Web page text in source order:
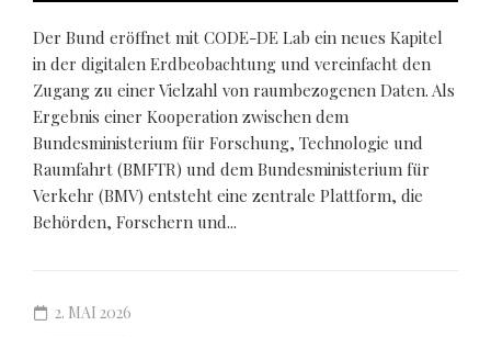
Der Bund eröffnet mit CODE-DE Lab ein neues Kapitel
in der digitalen Erdbeobachtung und vereinfacht den
Zugang zu einer Vielzahl von raumbezogenen Daten. Als
Ergebnis einer Kooperation zwischen dem
Bundesministerium für Forschung, Technologie und
Raumfahrt (BMFTR) und dem Bundesministerium für
Verkehr (BMV) entsteht eine zentrale Plattform, die
Behörden, Forschern und...
2. MAI 2026